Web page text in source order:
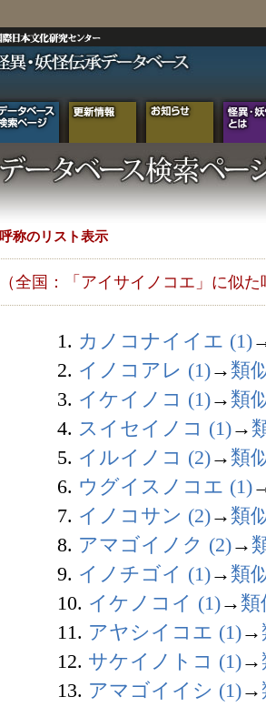
呼称のリスト表示
（全国：「アイサイノコエ」に似た
1. カノコナイイエ (1)
2. イノコアレ (1)→ 類
3. イケイノコ (1)→ 類
4. スイセイノコ (1)→
5. イルイノコ (2)→ 類
6. ウグイスノコエ (1)
7. イノコサン (2)→ 類
8. アマゴイノク (2)→
9. イノチゴイ (1)→ 類
10. イケノコイ (1)→ 類
11. アヤシイコエ (1)→
12. サケイノトコ (1)→
13. アマゴイイシ (1)→